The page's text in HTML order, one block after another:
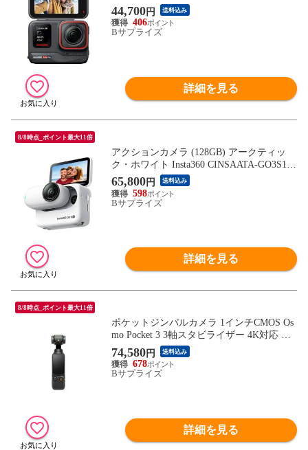
44,700円 送料込み
406
Bサプライズ
詳細を見る
8/8時点_ポイント最大11倍
アクションカメラ (128GB) アークティッ
ク・ホワイト Insta360 CINSAATA-GO3S128
W
65,800円 送料込み
598
Bサプライズ
詳細を見る
8/8時点_ポイント最大11倍
ポケットジンバルカメラ 1インチCMOS Os
mo Pocket 3 3軸スタビライザー 4K対応 DJI
OP9923
74,580円 送料込み
678
Bサプライズ
詳細を見る